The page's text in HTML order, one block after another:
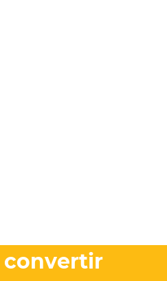
convertir